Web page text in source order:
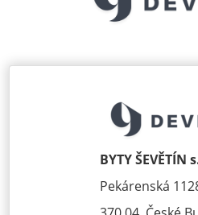
BYTY ŠEVĚTÍN
Pekárenská